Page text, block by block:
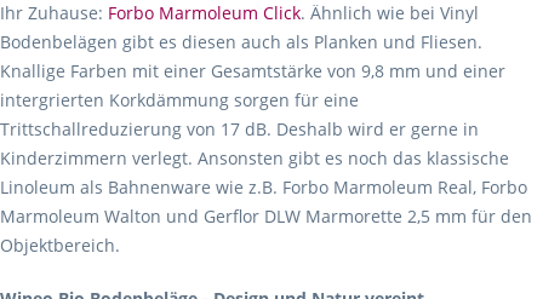
Ihr Zuhause: Forbo Marmoleum Click. Ähnlich wie bei Vinyl
Bodenbelägen gibt es diesen auch als Planken und Fliesen.
Knallige Farben mit einer Gesamtstärke von 9,8 mm und einer
intergrierten Korkdämmung sorgen für eine
Trittschallreduzierung von 17 dB. Deshalb wird er gerne in
Kinderzimmern verlegt. Ansonsten gibt es noch das klassische
Linoleum als Bahnenware wie z.B. Forbo Marmoleum Real, Forbo
Marmoleum Walton und Gerflor DLW Marmorette 2,5 mm für den
Objektbereich.